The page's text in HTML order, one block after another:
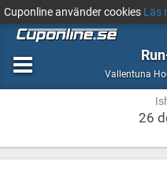
Cuponline använder cookies Läs
Vallentuna
26